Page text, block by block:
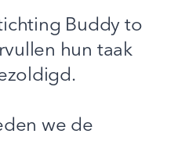
Buddy to
hun taak
we de